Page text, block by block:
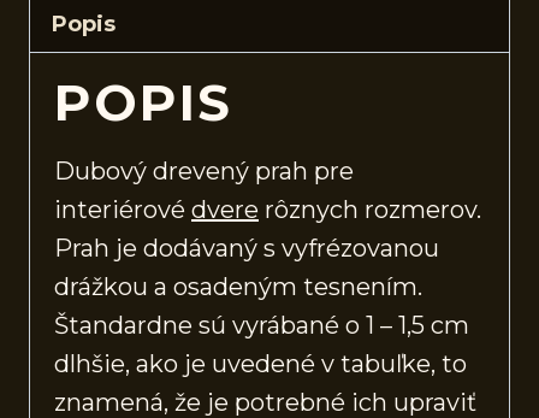
Popis
POPIS
Dubový drevený prah pre
interiérové dvere rôznych rozmerov.
Prah je dodávaný s vyfrézovanou
drážkou a osadeným tesnením.
Štandardne sú vyrábané o 1 – 1,5 cm
dlhšie, ako je uvedené v tabuľke, to
znamená, že je potrebné ich upraviť